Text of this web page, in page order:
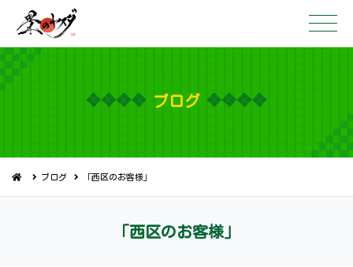
ブ ロ グ
ブログ 「西区のお客様」
「西区の お 客 様 」